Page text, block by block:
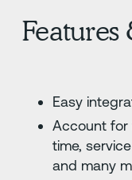
Features
Easy
Account for
time,
and many